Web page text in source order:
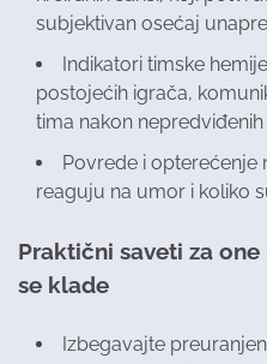
subjektivan osećaj
Indikatori timske
postojećih igrača,
tima nakon
Povrede i
reaguju na umor i koliko
Praktični saveti za
se klade
Izbegavajte